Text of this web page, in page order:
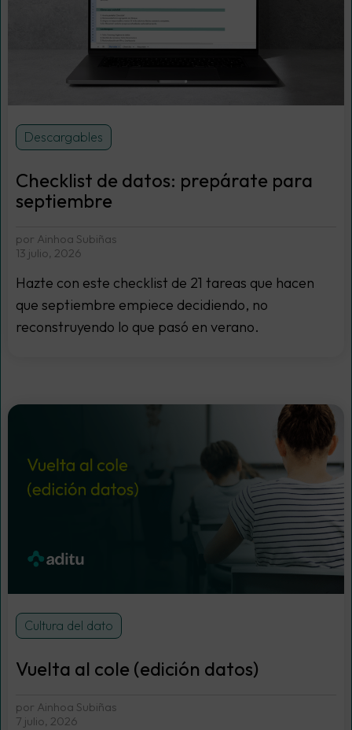
Descargables
Checklist de datos: prepárate para
septiembre
por Ainhoa Subiñas
13 julio, 2026
Hazte con este checklist de 21 tareas que hacen
que septiembre empiece decidiendo, no
reconstruyendo lo que pasó en verano.
Cultura del dato
Vuelta al cole (edición datos)
por Ainhoa Subiñas
7 julio, 2026